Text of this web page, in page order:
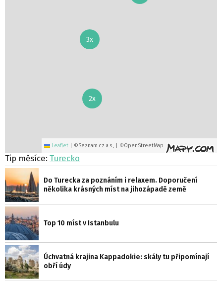
2x
3x
Leaflet ©Seznam.cz a.s., | ©OpenStreetMap
Tip měsíce: Turecko
Do Turecka za poznáním i relaxem. Doporučení
několika krásných míst na jihozápadě země
Top 10 míst v Istanbulu
Úchvatná krajina Kappadokie: skály tu připomínají
obří údy